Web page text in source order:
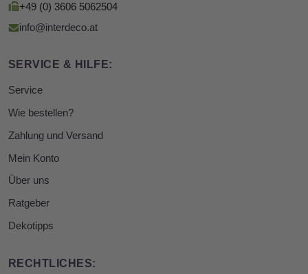
+49 (0) 3606 5062504
info@interdeco.at
SERVICE & HILFE:
Service
Wie bestellen?
Zahlung und Versand
Mein Konto
Über uns
Ratgeber
Dekotipps
RECHTLICHES: